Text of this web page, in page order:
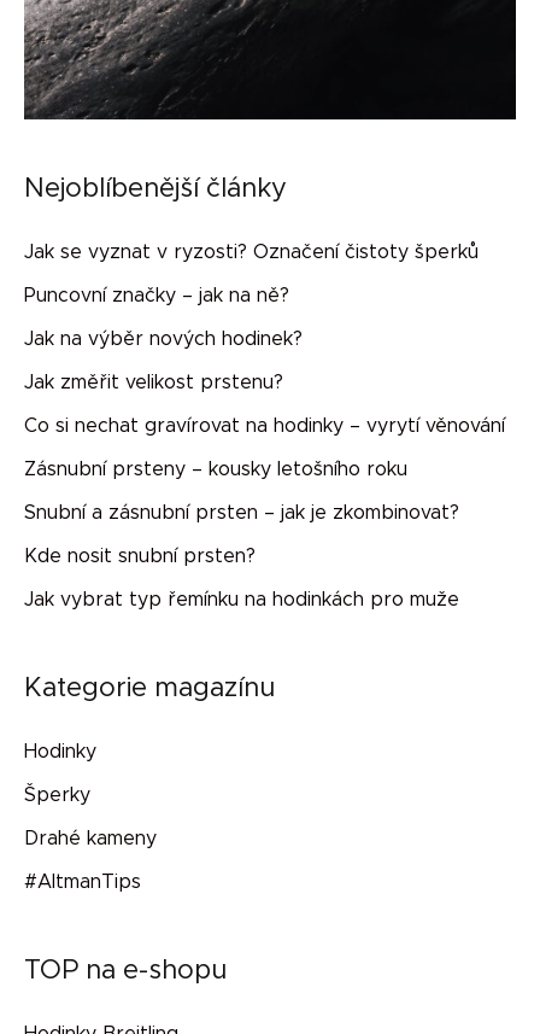
Nejoblíbenější články
Jak se vyznat v ryzosti? Označení čistoty šperků
Puncovní značky – jak na ně?
Jak na výběr nových hodinek?
Jak změřit velikost prstenu?
Co si nechat gravírovat na hodinky – vyrytí věnování
Zásnubní prsteny – kousky letošního roku
Snubní a zásnubní prsten – jak je zkombinovat?
Kde nosit snubní prsten?
Jak vybrat typ řemínku na hodinkách pro muže
Kategorie magazínu
Hodinky
Šperky
Drahé kameny
#AltmanTips
TOP na e-shopu